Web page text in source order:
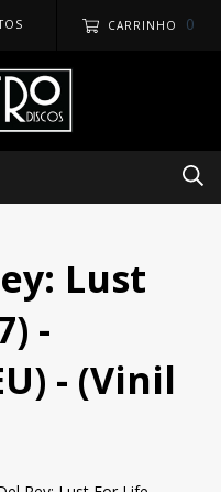
CARRINHO 0
Lust
-
- (Vinil